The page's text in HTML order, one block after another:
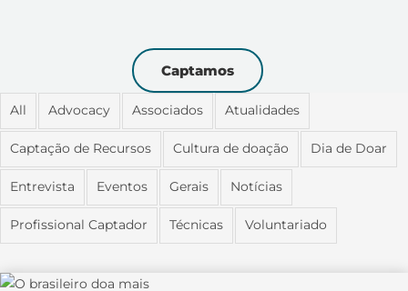
Captamos
All Advocacy Associados Atualidades
Captação de Recursos Cultura de doação Dia de Doar
Entrevista Eventos Gerais Notícias
Profissional Captador Técnicas Voluntariado